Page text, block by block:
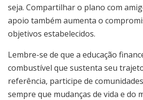
seja. Compartilhar o plano com
apoio também aumenta o
objetivos estabelecidos.
Lembre-se de que a educação
combustível que sustenta seu
referência, participe de
sempre que mudanças de vida e do